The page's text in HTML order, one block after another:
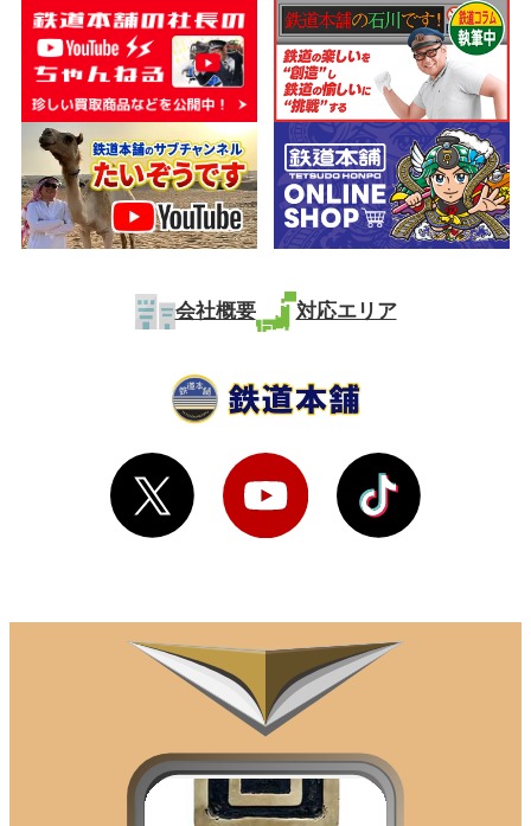
会社概要 対応エリア